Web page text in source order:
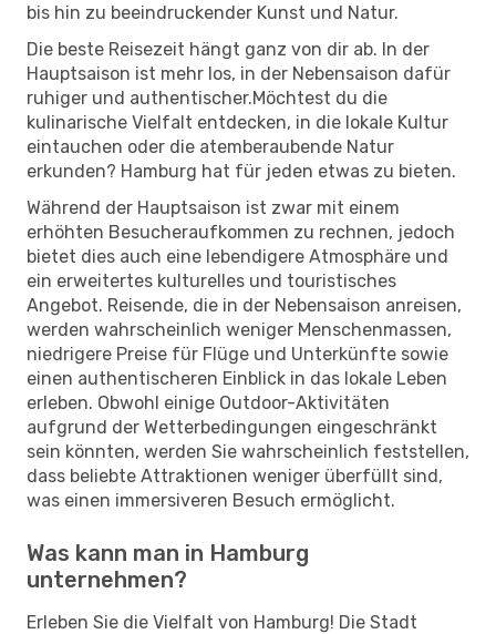
bis hin zu beeindruckender Kunst und Natur.
Die beste Reisezeit hängt ganz von dir ab. In der
Hauptsaison ist mehr los, in der Nebensaison dafür
ruhiger und authentischer.Möchtest du die
kulinarische Vielfalt entdecken, in die lokale Kultur
eintauchen oder die atemberaubende Natur
erkunden? Hamburg hat für jeden etwas zu bieten.
Während der Hauptsaison ist zwar mit einem
erhöhten Besucheraufkommen zu rechnen, jedoch
bietet dies auch eine lebendigere Atmosphäre und
ein erweitertes kulturelles und touristisches
Angebot. Reisende, die in der Nebensaison anreisen,
werden wahrscheinlich weniger Menschenmassen,
niedrigere Preise für Flüge und Unterkünfte sowie
einen authentischeren Einblick in das lokale Leben
erleben. Obwohl einige Outdoor-Aktivitäten
aufgrund der Wetterbedingungen eingeschränkt
sein könnten, werden Sie wahrscheinlich feststellen,
dass beliebte Attraktionen weniger überfüllt sind,
was einen immersiveren Besuch ermöglicht.
Was kann man in Hamburg
unternehmen?
Erleben Sie die Vielfalt von Hamburg! Die Stadt